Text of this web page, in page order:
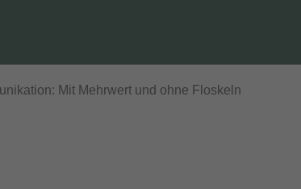
Mit Mehrwert und ohne Floskeln